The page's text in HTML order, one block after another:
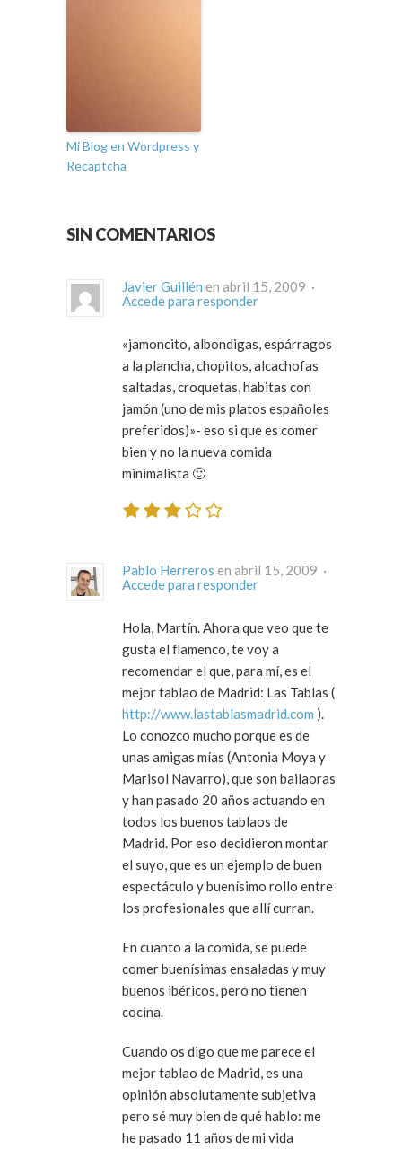
Mi Blog en Wordpress y
Recaptcha
SIN COMENTARIOS
Javier Guillén
en abril 15, 2009 ·
Accede para responder
«jamoncito, albondigas, espárragos
a la plancha, chopitos, alcachofas
saltadas, croquetas, habitas con
jamón (uno de mis platos españoles
preferidos)»- eso si que es comer
bien y no la nueva comida
minimalista 🙂
Pablo Herreros
en abril 15, 2009 ·
Accede para responder
Hola, Martín. Ahora que veo que te
gusta el flamenco, te voy a
recomendar el que, para mí, es el
mejor tablao de Madrid: Las Tablas (
http://www.lastablasmadrid.com ).
Lo conozco mucho porque es de
unas amigas mías (Antonia Moya y
Marisol Navarro), que son bailaoras
y han pasado 20 años actuando en
todos los buenos tablaos de
Madrid. Por eso decidieron montar
el suyo, que es un ejemplo de buen
espectáculo y buenísimo rollo entre
los profesionales que allí curran.
En cuanto a la comida, se puede
comer buenísimas ensaladas y muy
buenos ibéricos, pero no tienen
cocina.
Cuando os digo que me parece el
mejor tablao de Madrid, es una
opinión absolutamente subjetiva
pero sé muy bien de qué hablo: me
he pasado 11 años de mi vida